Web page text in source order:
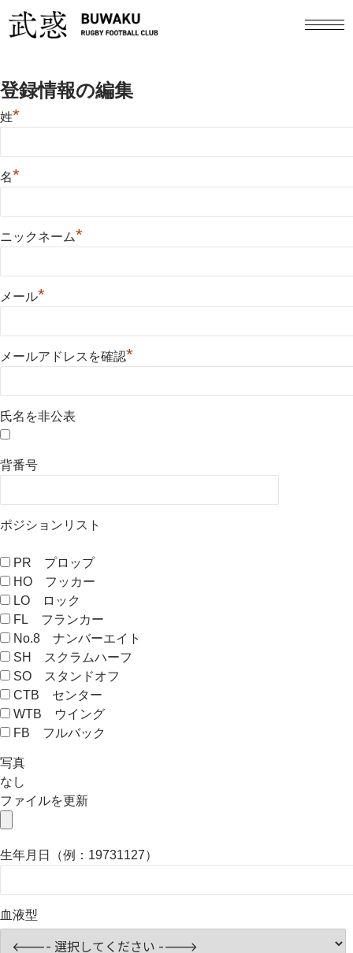
登録情報の編集
姓*
名*
ニックネーム*
メール*
メールアドレスを確認*
氏名を非公表
背番号
ポジションリスト
PR プロップ
HO フッカー
LO ロック
FL フランカー
No.8 ナンバーエイト
SH スクラムハーフ
SO スタンドオフ
CTB センター
WTB ウイング
FB フルバック
写真
なし
ファイルを更新
生年月日（例：19731127）
血液型